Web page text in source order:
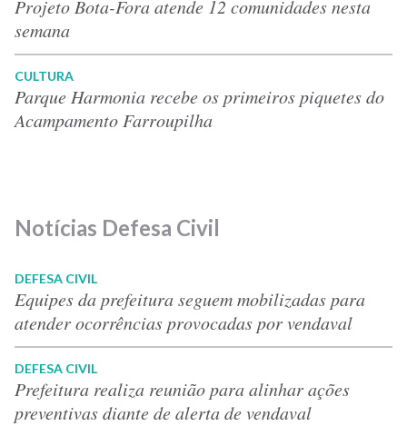
Projeto Bota-Fora atende 12 comunidades nesta
semana
CULTURA
Parque Harmonia recebe os primeiros piquetes do
Acampamento Farroupilha
Notícias Defesa Civil
DEFESA CIVIL
Equipes da prefeitura seguem mobilizadas para
atender ocorrências provocadas por vendaval
DEFESA CIVIL
Prefeitura realiza reunião para alinhar ações
preventivas diante de alerta de vendaval